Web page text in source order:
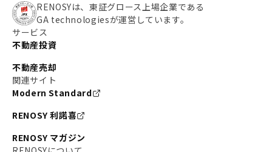
RENOSYは、東証グロース上場企業である
GA technologiesが運営しています。
サービス
不動産投資
不動産売却
関連サイト
Modern Standard
RENOSY 利諾喜
RENOSY マガジン